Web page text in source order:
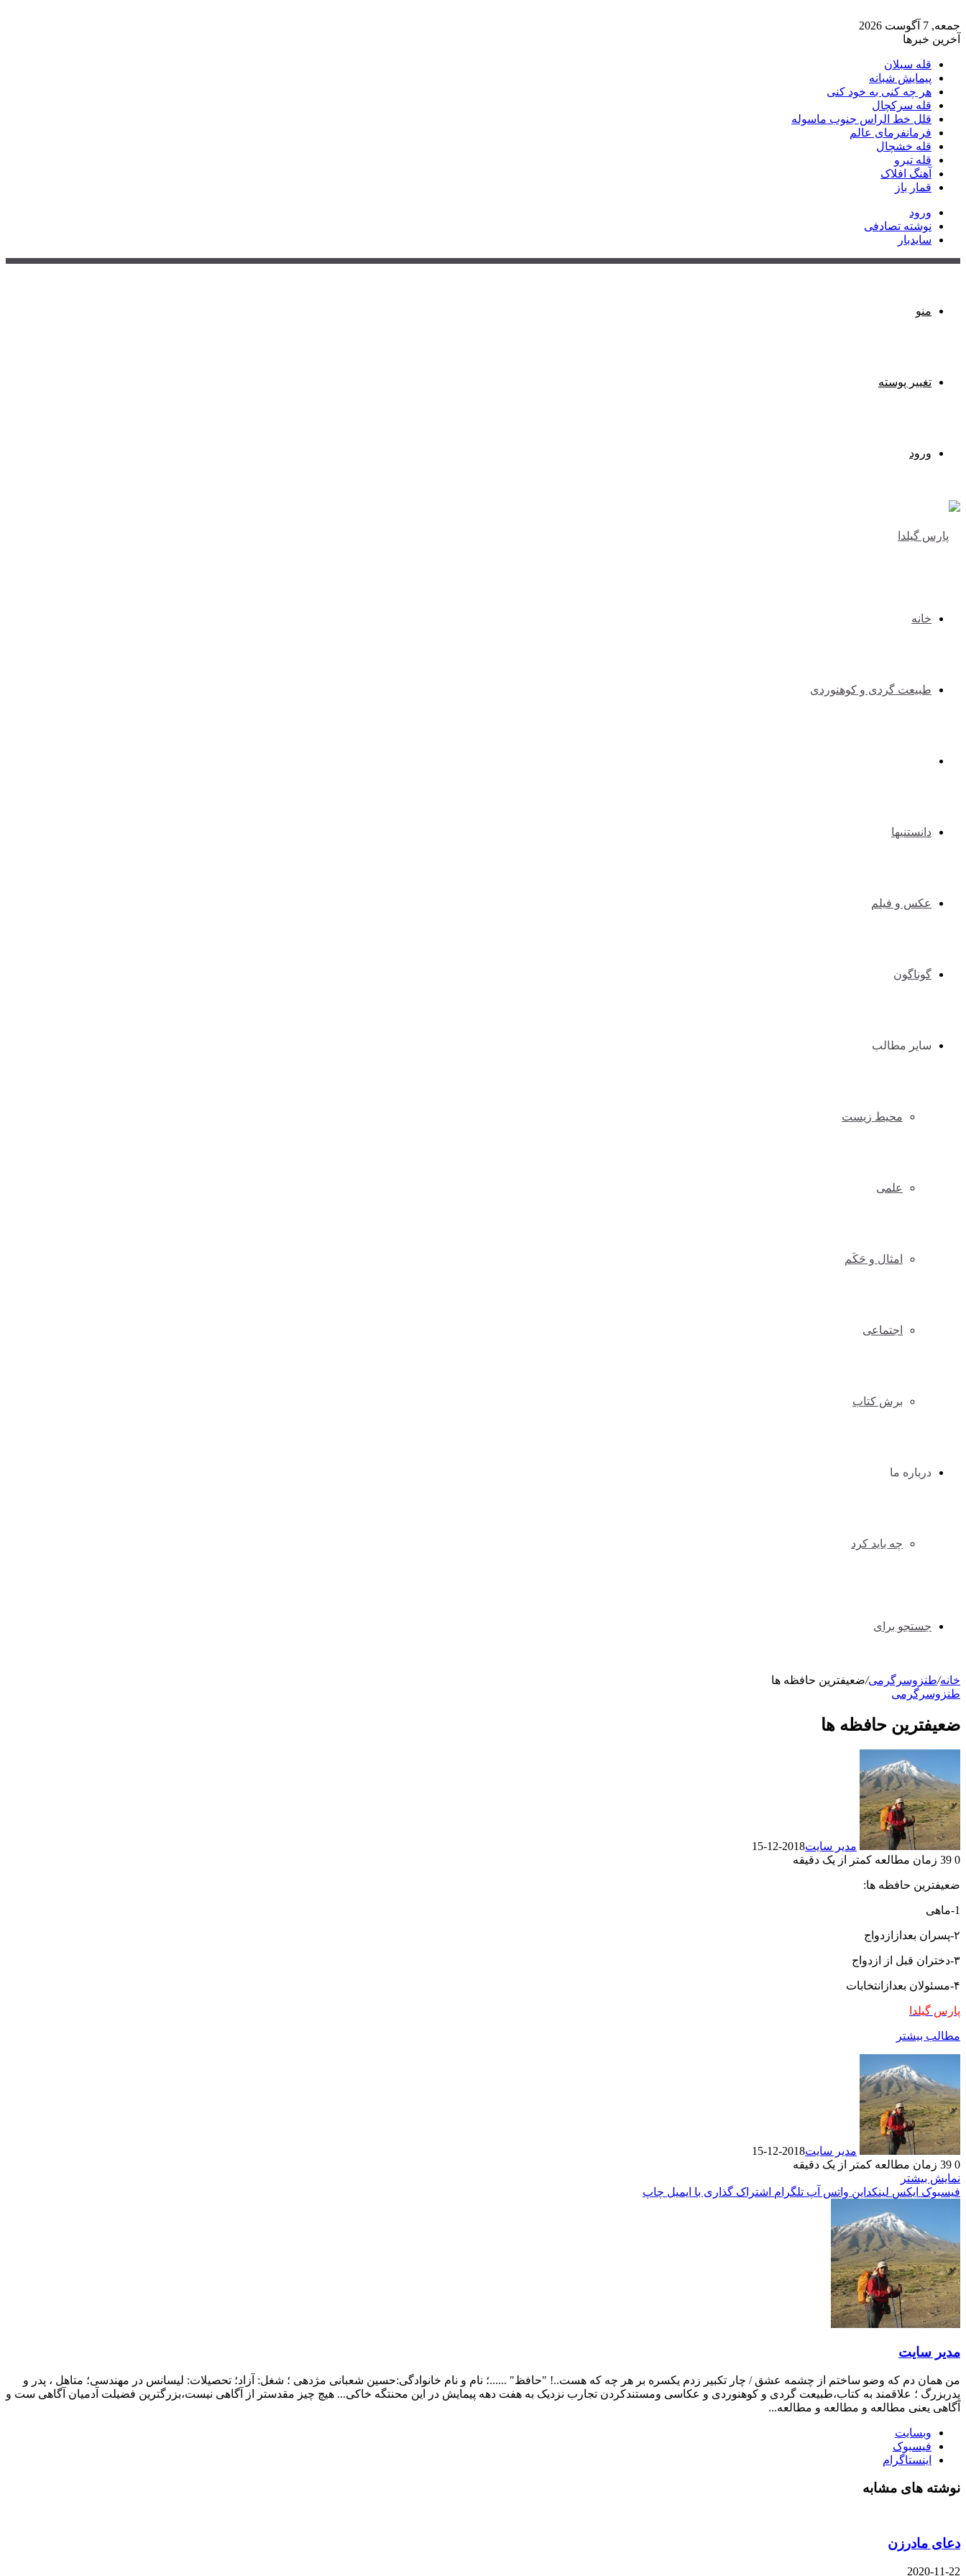
جمعه, 7 آگوست 2026
آخرین خبرها
قله سبلان
پیمایش شبانه
هر چه کنی به خود کنی
قله سرکچال
قلل خط الراس جنوب ماسوله
فرمانفرمای عالم
قله خشچال
قله تیرو
آهنگ افلاک
قمار باز
ورود
نوشته تصادفی
سایدبار
منو
تغییر پوسته
ورود
خانه
طبیعت گردی و کوهنوردی
دانستنیها
عکس و فیلم
گوناگون
سایر مطالب
محیط زیست
علمی
امثال و حَکَم
اجتماعی
برش کتاب
درباره ما
چه باید کرد
جستجو برای
خانه/طنزوسرگرمی/ضعیفترین حافظه ها
طنزوسرگرمی
ضعیفترین حافظه ها
مدیر سایت2018-12-15
0
زمان مطالعه کمتر از یک دقیقه
ضعیفترین حافظه ها:
1-ماهی
۲-پسران بعدازازدواج
۳-دختران قبل از ازدواج
۴-مسئولان بعدازانتخابات
پارس گیلدا
مطالب بیشتر
مدیر سایت2018-12-15
0
زمان مطالعه کمتر از یک دقیقه
نمایش بیشتر
فیسبوک ایکس لینکداین واتس آپ تلگرام اشتراک گذاری با ایمیل چاپ
مدیر سایت
من همان دم که وضو ساختم از چشمه عشق / چار تکبیر زدم یکسره بر هر چه که هست..! "حافظ" ......؛ نام و نام خانوادگی:حسین شعبانی مژدهی ؛ شغل: آزاد؛ تحصیلات: لیسانس در مهندسی؛ متاهل ، پدر و
پدربزرگ ؛ علاقمند به کتاب،طبیعت گردی و کوهنوردی و عکاسی ومستندکردن تجارب نزدیک به هفت دهه پیمایش در این محنتگه خاکی... هیچ چیز مقدستر از آگاهی نیست،بزرگترین فضیلت آدمیان آگاهی ست و
آگاهی یعنی مطالعه و مطالعه و مطالعه...
وبسایت
فیسبوک
اینستاگرام
نوشته های مشابه
دعای مادرزن
2020-11-22